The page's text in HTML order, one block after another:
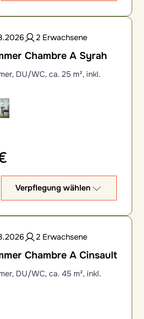
2 Erwachsene
Chambre A Syrah
DU/WC, ca. 25 m², inkl.
Verpflegung wählen
2 Erwachsene
Chambre A Cinsault
DU/WC, ca. 45 m², inkl.